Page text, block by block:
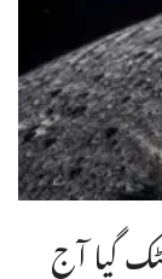
گیا آج